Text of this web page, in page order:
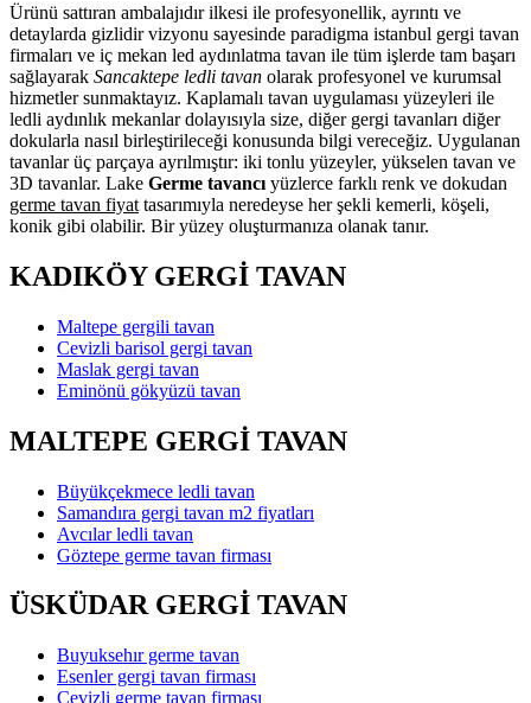
Ürünü sattıran ambalajıdır ilkesi ile profesyonellik, ayrıntı ve
detaylarda gizlidir vizyonu sayesinde paradigma istanbul gergi tavan
firmaları ve iç mekan led aydınlatma tavan ile tüm işlerde tam başarı
sağlayarak Sancaktepe ledli tavan olarak profesyonel ve kurumsal
hizmetler sunmaktayız. Kaplamalı tavan uygulaması yüzeyleri ile
ledli aydınlık mekanlar dolayısıyla size, diğer gergi tavanları diğer
dokularla nasıl birleştirileceği konusunda bilgi vereceğiz. Uygulanan
tavanlar üç parçaya ayrılmıştır: iki tonlu yüzeyler, yükselen tavan ve
3D tavanlar. Lake Germe tavancı yüzlerce farklı renk ve dokudan
germe tavan fiyat tasarımıyla neredeyse her şekli kemerli, köşeli,
konik gibi olabilir. Bir yüzey oluşturmanıza olanak tanır.
KADIKÖY GERGİ TAVAN
Maltepe gergili tavan
Cevizli barisol gergi tavan
Maslak gergi tavan
Eminönü gökyüzü tavan
MALTEPE GERGİ TAVAN
Büyükçekmece ledli tavan
Samandıra gergi tavan m2 fiyatları
Avcılar ledli tavan
Göztepe germe tavan firması
ÜSKÜDAR GERGİ TAVAN
Buyuksehır germe tavan
Esenler gergi tavan firması
Cevizli germe tavan firması